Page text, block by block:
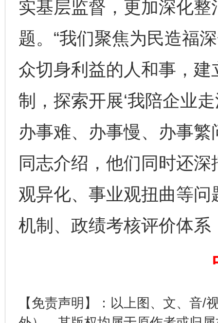
实基层监督，更加深化
题。“我们聚焦为民造福
众切身利益的人和事，建
制，探索开展‘我陪企业
办事难、办事慢、办事
同志介绍，他们同时还
观异化、事业观扭曲等
机制、政绩考核评价体
【免责声明】：以上图、文、音/
完善运行机制助力责任有效落实
一纸欠